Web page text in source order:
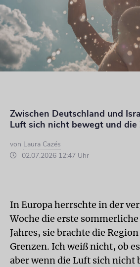
Zwischen Deutschland und
Luft sich nicht bewegt und
von Laura Cazés
02.07.2026 12:47 Uhr
In Europa herrschte in der
Woche die erste
Jahres, sie brachte die
Grenzen. Ich weiß nicht, ob
aber wenn die Luft sich nicht